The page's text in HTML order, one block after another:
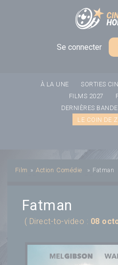
Se connecter
À LA UNE SORTIES
FILMS 2027
DERNIÈRES
LE COIN DE
Film » Action Comédie » Fatman
Fatman
( Direct-to-video : 08
Panneau de gestion des cookies